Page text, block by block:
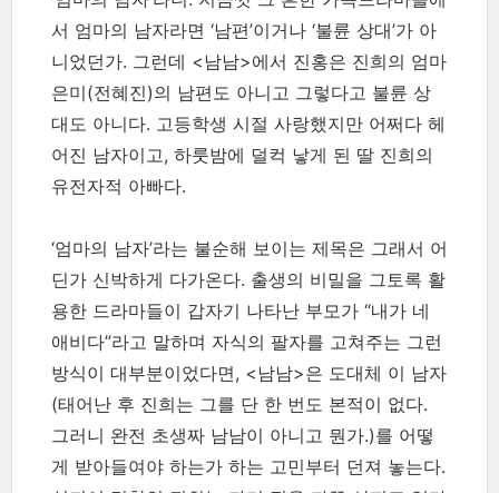
서 엄마의 남자라면 ‘남편’이거나 ‘불륜 상대’가 아
니었던가. 그런데 <남남>에서 진홍은 진희의 엄마
은미(전혜진)의 남편도 아니고 그렇다고 불륜 상
대도 아니다. 고등학생 시절 사랑했지만 어쩌다 헤
어진 남자이고, 하룻밤에 덜컥 낳게 된 딸 진희의
유전자적 아빠다.
‘엄마의 남자’라는 불순해 보이는 제목은 그래서 어
딘가 신박하게 다가온다. 출생의 비밀을 그토록 활
용한 드라마들이 갑자기 나타난 부모가 “내가 네
애비다”라고 말하며 자식의 팔자를 고쳐주는 그런
방식이 대부분이었다면, <남남>은 도대체 이 남자
(태어난 후 진희는 그를 단 한 번도 본적이 없다.
그러니 완전 초생짜 남남이 아니고 뭔가.)를 어떻
게 받아들여야 하는가 하는 고민부터 던져 놓는다.